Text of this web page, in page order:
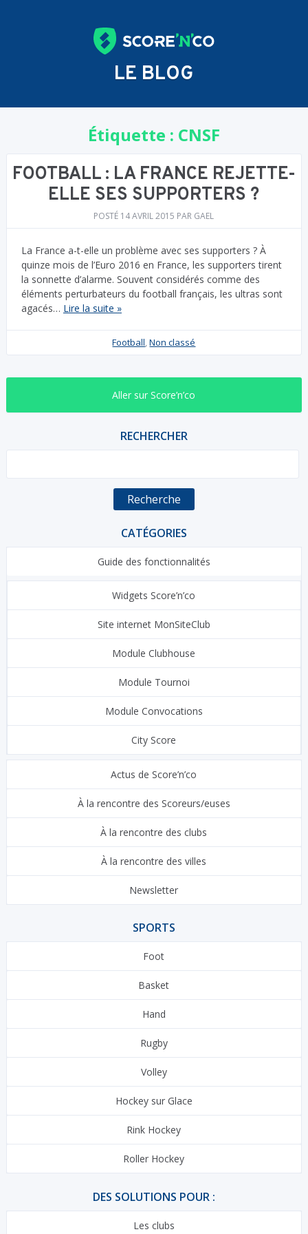
LE BLOG
Étiquette : CNSF
FOOTBALL : LA FRANCE REJETTE-
ELLE SES SUPPORTERS ?
POSTÉ 14 AVRIL 2015 PAR GAEL
La France a-t-elle un problème avec ses supporters ? À
quinze mois de l’Euro 2016 en France, les supporters tirent
la sonnette d’alarme. Souvent considérés comme des
éléments perturbateurs du football français, les ultras sont
agacés… Lire la suite »
Football ,Non classé
Aller sur Score’n’co
RECHERCHER
Recherche
CATÉGORIES
Guide des fonctionnalités
Widgets Score’n’co
Site internet MonSiteClub
Module Clubhouse
Module Tournoi
Module Convocations
City Score
Actus de Score’n’co
À la rencontre des Scoreurs/euses
À la rencontre des clubs
À la rencontre des villes
Newsletter
SPORTS
Foot
Basket
Hand
Rugby
Volley
Hockey sur Glace
Rink Hockey
Roller Hockey
DES SOLUTIONS POUR :
Les clubs